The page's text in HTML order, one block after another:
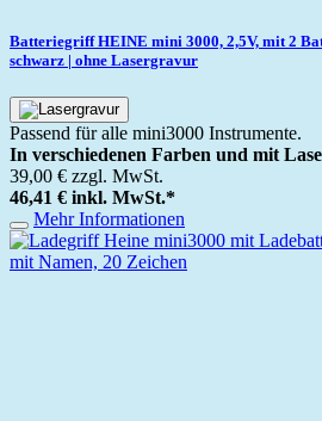
Batteriegriff HEINE mini 3000, 2,5V, mit 2
schwarz | ohne Lasergravur
Passend für alle mini3000 Instrumente.
In verschiedenen Farben und mit
39,00 € zzgl. MwSt.
46,41 € inkl. MwSt.*
Mehr Informationen